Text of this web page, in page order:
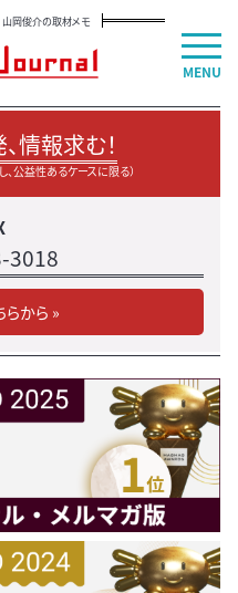
岡俊介の取材メモ
情報求む！
公益性あるケースに限る）
3018
らから »
MENU